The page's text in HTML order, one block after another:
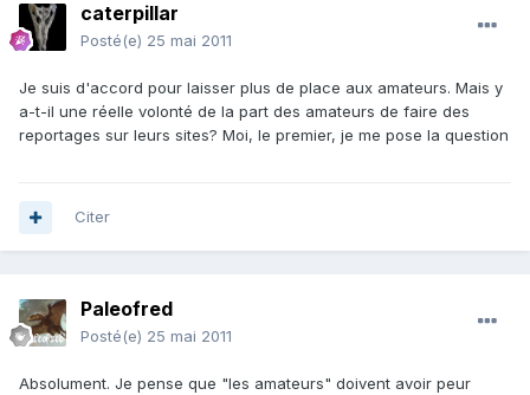
caterpillar
Posté(e) 25 mai 2011
Je suis d'accord pour laisser plus de place aux amateurs. Mais y
a-t-il une réelle volonté de la part des amateurs de faire des
reportages sur leurs sites? Moi, le premier, je me pose la question
Citer
Paleofred
Posté(e) 25 mai 2011
Absolument. Je pense que "les amateurs" doivent avoir peur